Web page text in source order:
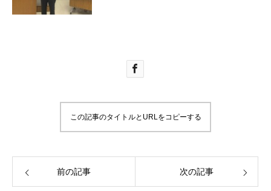
この記事のタイトルとURLをコピーする
前の記事 次の記事